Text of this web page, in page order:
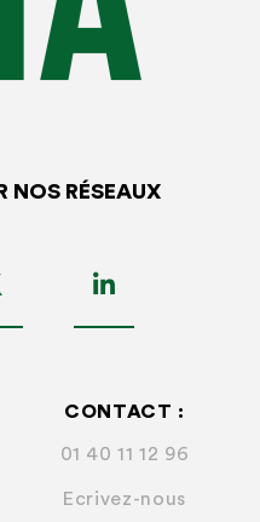
NOS RÉSEAUX
CONTACT :
01 40 11 12 96
Ecrivez-nous